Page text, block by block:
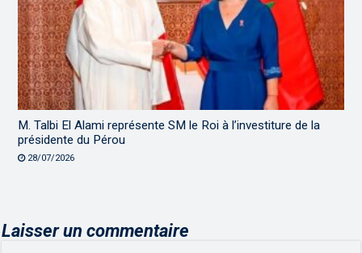
M. Talbi El Alami représente SM le Roi à l’investiture de la
présidente du Pérou
28/07/2026
Laisser un commentaire